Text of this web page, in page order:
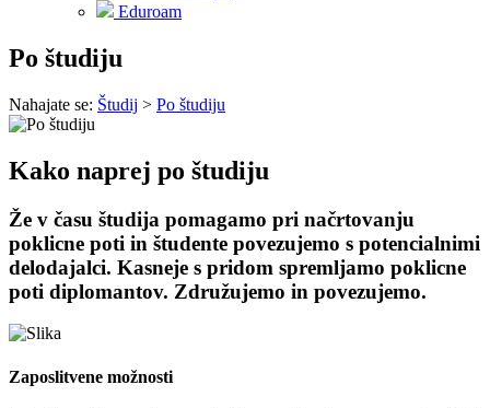
Eduroam
Po študiju
Nahajate se: Študij > Po študiju
Kako naprej po študiju
Že v času študija pomagamo pri načrtovanju
poklicne poti in študente povezujemo s potencialnimi
delodajalci. Kasneje s pridom spremljamo poklicne
poti diplomantov. Združujemo in povezujemo.
Zaposlitvene možnosti